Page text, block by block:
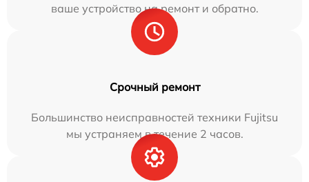
ваше устройство на ремонт и обратно.
Срочный ремонт
Большинство неисправностей техники Fujitsu
мы устраняем в течение 2 часов.